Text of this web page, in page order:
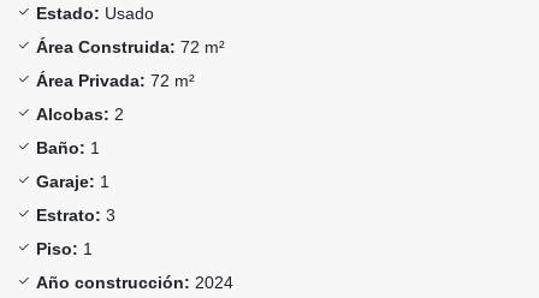
Estado: Usado
Área Construida: 72 m²
Área Privada: 72 m²
Alcobas: 2
Baño: 1
Garaje: 1
Estrato: 3
Piso: 1
Año construcción: 2024